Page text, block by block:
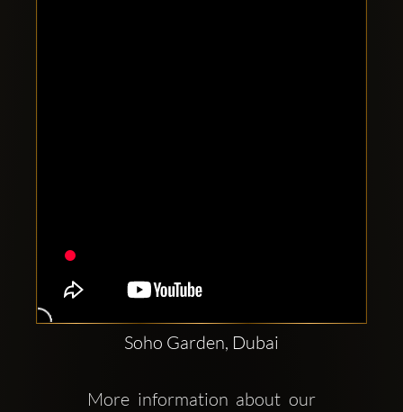
Soho Garden, Dubai
More information about our